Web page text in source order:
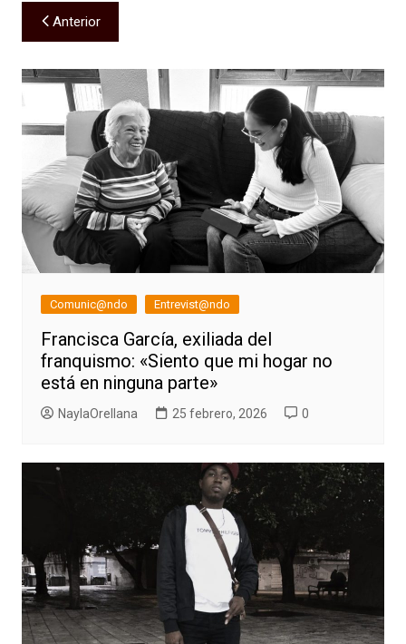
Navegación
de
entradas
Anterior
Comunic@ndo Entrevist@ndo
Francisca García, exiliada del
franquismo: «Siento que mi hogar no
está en ninguna parte»
NaylaOrellana 25 febrero, 2026 0